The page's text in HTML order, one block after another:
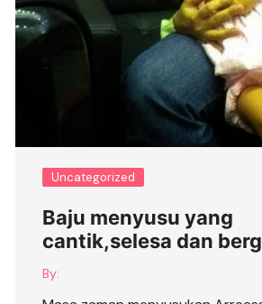
Uncategorized
Baju menyusu yang
cantik,selesa dan
By: